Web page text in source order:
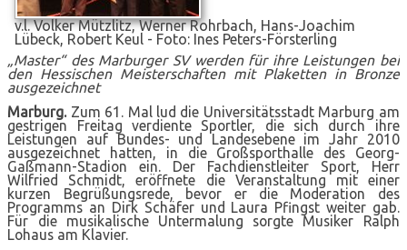
v.l. Volker Mützlitz, Werner Rohrbach, Hans-Joachim
Lübeck, Robert Keul - Foto: Ines Peters-Försterling
„Master“ des Marburger SV werden für ihre Leistungen bei
den Hessischen Meisterschaften mit Plaketten in Bronze
ausgezeichnet
Marburg.Zum 61. Mal lud die Universitätsstadt Marburg am
gestrigen Freitag verdiente Sportler, die sich durch ihre
Leistungen auf Bundes- und Landesebene im Jahr 2010
ausgezeichnet hatten, in die Großsporthalle des Georg-
Gaßmann-Stadion ein. Der Fachdienstleiter Sport, Herr
Wilfried Schmidt, eröffnete die Veranstaltung mit einer
kurzen Begrüßungsrede, bevor er die Moderation des
Programms an Dirk Schäfer und Laura Pfingst weiter gab.
Für die musikalische Untermalung sorgte Musiker Ralph
Lohaus am Klavier.